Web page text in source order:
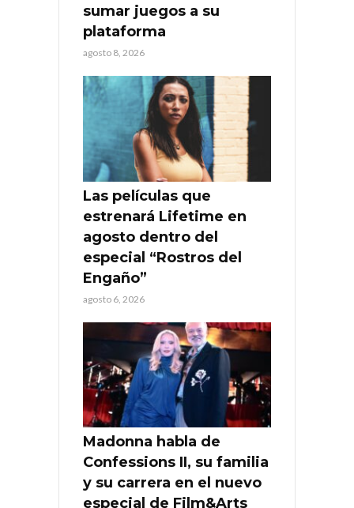
sumar juegos a su
plataforma
agosto 8, 2026
Las películas que
estrenará Lifetime en
agosto dentro del
especial “Rostros del
Engaño”
agosto 6, 2026
Madonna habla de
Confessions II, su familia
y su carrera en el nuevo
especial de Film&Arts